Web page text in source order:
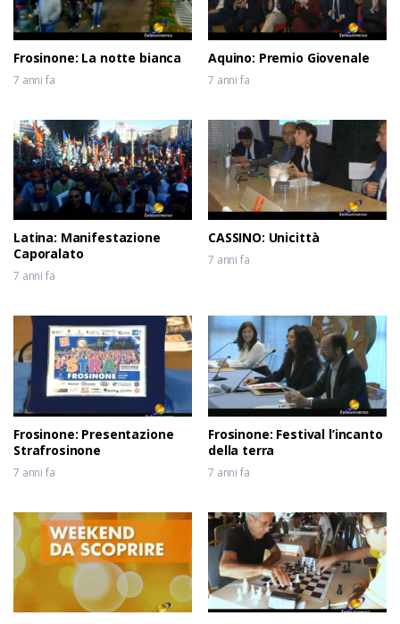
Frosinone: La notte bianca
7 anni fa
Aquino: Premio Giovenale
7 anni fa
Latina: Manifestazione
Caporalato
7 anni fa
CASSINO: Unicittà
7 anni fa
Frosinone: Presentazione
Strafrosinone
7 anni fa
Frosinone: Festival l’incanto
della terra
7 anni fa